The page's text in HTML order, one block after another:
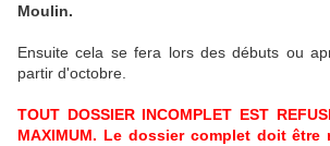
Moulin.
Ensuite cela se fera lors des débuts ou
partir d'octobre.
TOUT DOSSIER INCOMPLET EST
MAXIMUM. Le dossier complet doit